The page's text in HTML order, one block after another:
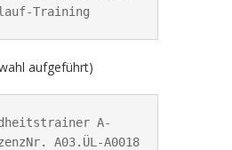
Training
aufgeführt)
A-
A03.ÜL-A0018